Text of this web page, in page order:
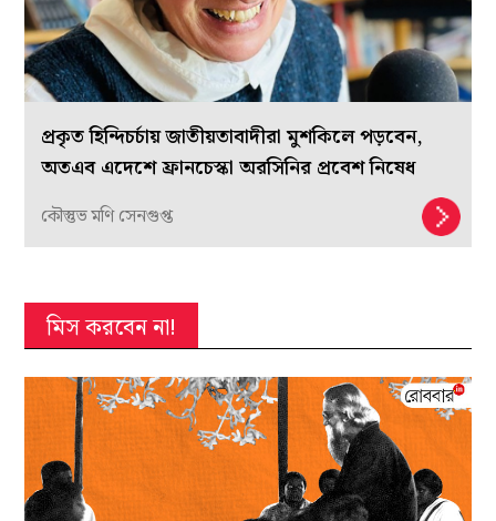
প্রকৃত হিন্দিচর্চায় জাতীয়তাবাদীরা মুশকিলে পড়বেন,
অতএব এদেশে ফ্রানচেস্কা অরসিনির প্রবেশ নিষেধ
কৌস্তুভ মণি সেনগুপ্ত
মিস করবেন না!